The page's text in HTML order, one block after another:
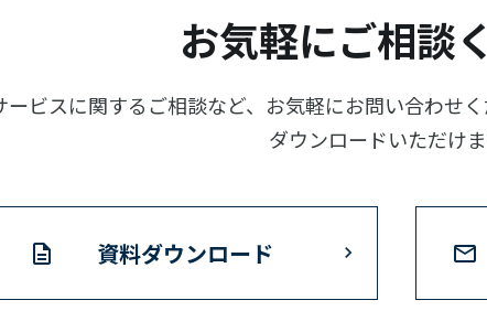
お気軽にご相談
ービスに関するご相談など、お気軽にお問い合わせ
ダウンロードいただけま
資料ダウンロード